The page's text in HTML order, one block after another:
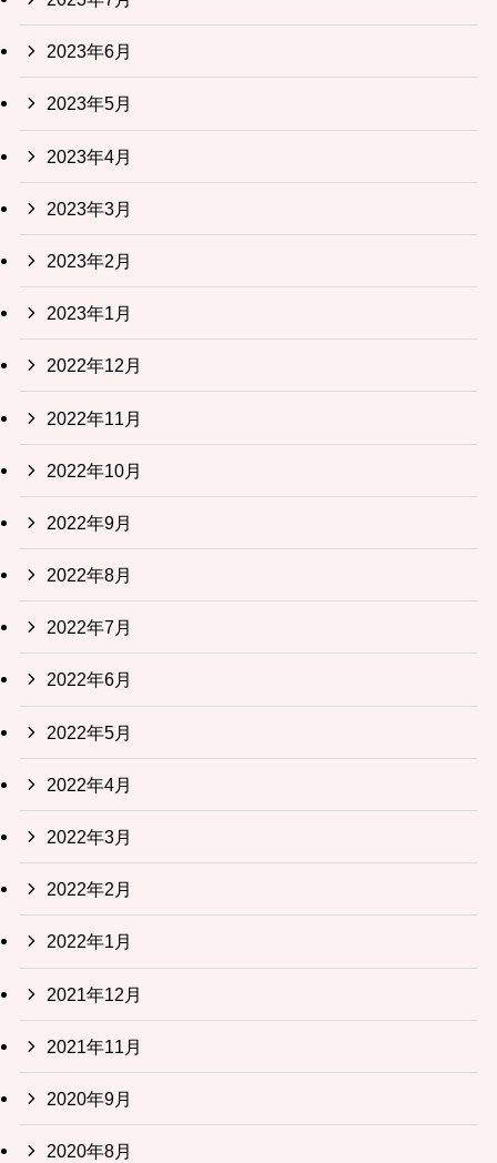
2023年6月
2023年5月
2023年4月
2023年3月
2023年2月
2023年1月
2022年12月
2022年11月
2022年10月
2022年9月
2022年8月
2022年7月
2022年6月
2022年5月
2022年4月
2022年3月
2022年2月
2022年1月
2021年12月
2021年11月
2020年9月
2020年8月